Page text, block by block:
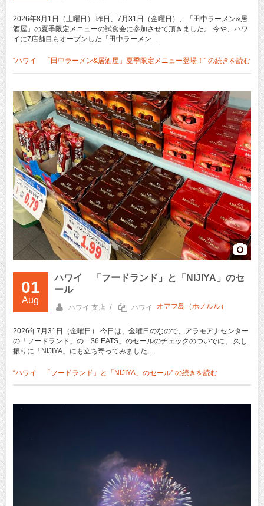
2026年8月1日（土曜日） 昨日、7月31日（金曜日）、「田中ラーメン&居
酒屋」の夏季限定メニューの試食会に参加させて頂きました。 今や、ハワ
イに7店舗目もオープンした「田中ラーメン ...
“ハワイ 「田中ラーメン&居酒屋」夏季限定メニュー登場！” の続きを読む
01
Aug
ハワイ 「フードランド」と「NIJIYA」のセ
ール
ハワイ 支店 / ハワイ オアフ島（ホノルル）
2026年7月31日（金曜日） 今日は、金曜日のなので、アラモアナセンター
の「フードランド」の「$6 EATS」のセールのチェックのついでに、 久し
振りに「NIJIYA」にも立ち寄ってみました ...
“ハワイ 「フードランド」と「NIJIYA」のセール” の続きを読む